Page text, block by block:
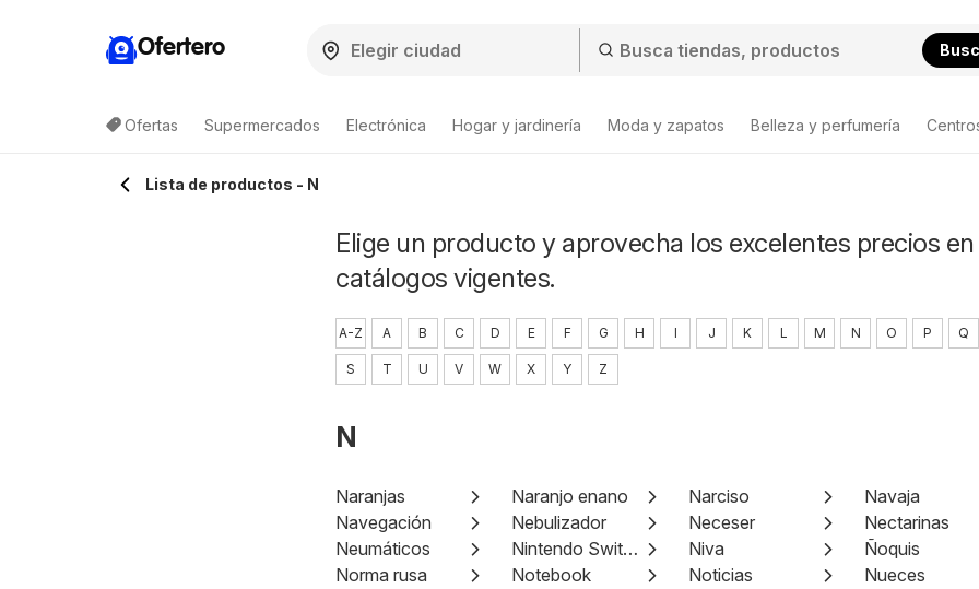
Ofertero
Ofertas Supermercados Electrónica Hogar y jardinería Moda y zapatos Belleza y perfumería
Lista de productos
Lista de productos - N
Elige un producto y aprovecha los excelentes precios
catálogos vigentes.
A-Z A B C D E F G H I J K L M N O P Q
S T U V W X Y Z
N
Naranjas Naranjo enano Narciso
Navaja
Navegación
Nebulizador Neceser
Nectarinas
Neumáticos
Nintendo Switch Niva
Ñoquis
Norma rusa
Notebook Noticias
Nueces